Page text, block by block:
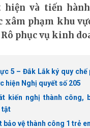
hiện và tiến
xâm phạm khu
phục vụ kinh
5 – Đắk Lắk ký quy chế
hiện Nghị quyết số 205
kiến nghị thành công,
tật
bảo vệ thành công 1 trẻ